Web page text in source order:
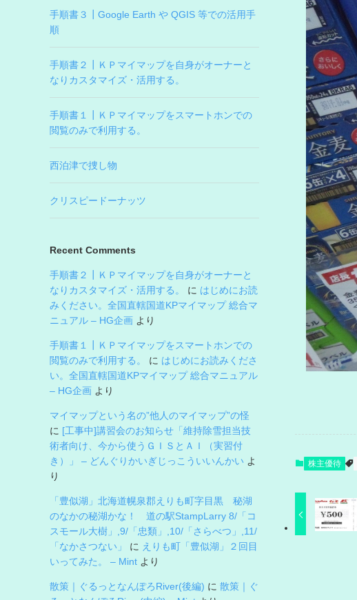
株主優待
手順書３┃Google Earth や QGIS 等での活用手
順
手順書２┃ＫＰマイマップを自身がオーナーと
なりカスタマイズ・活用する。
手順書１┃ＫＰマイマップをスマートホンでの
閲覧のみで利用する。
西泊津で捜し物
クリスピードーナッツ
Recent Comments
手順書２┃ＫＰマイマップを自身がオーナーと
なりカスタマイズ・活用する。
に はじめにお読
みください。全国直轄国道KPマイマップ 総合マ
ニュアル – HG企画 より
手順書１┃ＫＰマイマップをスマートホンでの
閲覧のみで利用する。
に はじめにお読みくださ
い。全国直轄国道KPマイマップ 総合マニュアル
– HG企画 より
マイマップという名の”他人のマイマップ”の怪
に [工事中]講習会のお知らせ「維持除雪担当技
術者向け、今から使うＧＩＳとＡＩ（実習付
き）」 – どんぐりかいぎじっこういいんかい よ
り
「豊似湖」北海道幌泉郡えりも町字目黒 秘湖
のなかの秘湖かな！ 道の駅StampLarry 8/「コ
スモール大樹」,9/「忠類」,10/「さらべつ」,11/
「なかさつない」
に えりも町「豊似湖」２回目
いってみた。 – Mint より
散策｜ぐるっとなんぽろRiver(後編) に 散策｜ぐ